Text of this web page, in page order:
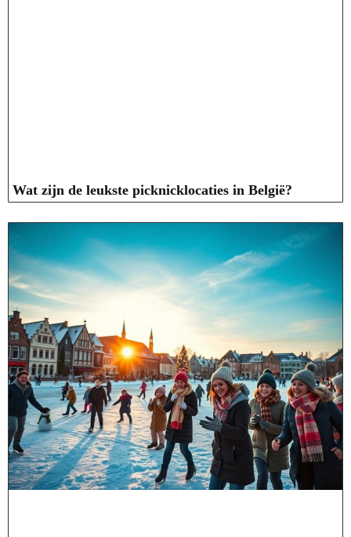
Wat zijn de leukste picknicklocaties in België?